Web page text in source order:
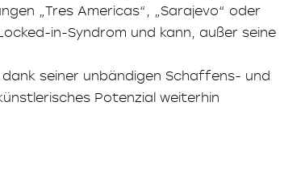
„Tres Americas“, „Sarajevo“ oder
in-Syndrom und kann, außer seine
seiner unbändigen Schaffens- und
Potenzial weiterhin